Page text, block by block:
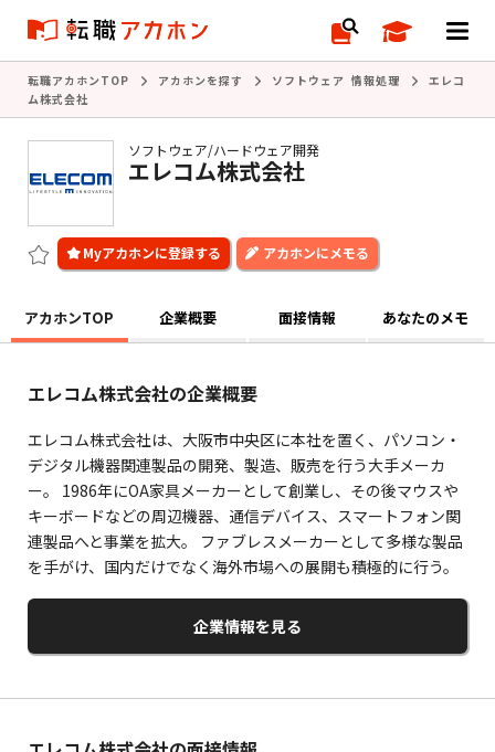
転職アカホンTOP アカホンを探す ソフトウェア 情報処理
エレコ
ム株式会社
ソフトウェア/ハードウェア開発
エレコム株式会社
アカホンにメモる
アカホンTOP 企業概要 面接情報 あなたのメモ
エレコム株式会社の企業概要
エレコム株式会社は、大阪市中央区に本社を置く、パソコン・
デジタル機器関連製品の開発、製造、販売を行う大手メーカ
ー。 1986年にOA家具メーカーとして創業し、その後マウスや
キーボードなどの周辺機器、通信デバイス、スマートフォン関
連製品へと事業を拡大。 ファブレスメーカーとして多様な製品
を手がけ、国内だけでなく海外市場への展開も積極的に行う。
企業情報を見る